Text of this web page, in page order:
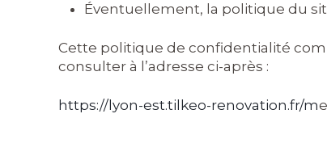
Éventuellement, la politique du
Cette politique de confidentialité
consulter à l’adresse ci-après :
https://lyon-est.tilkeo-renovation.fr/m